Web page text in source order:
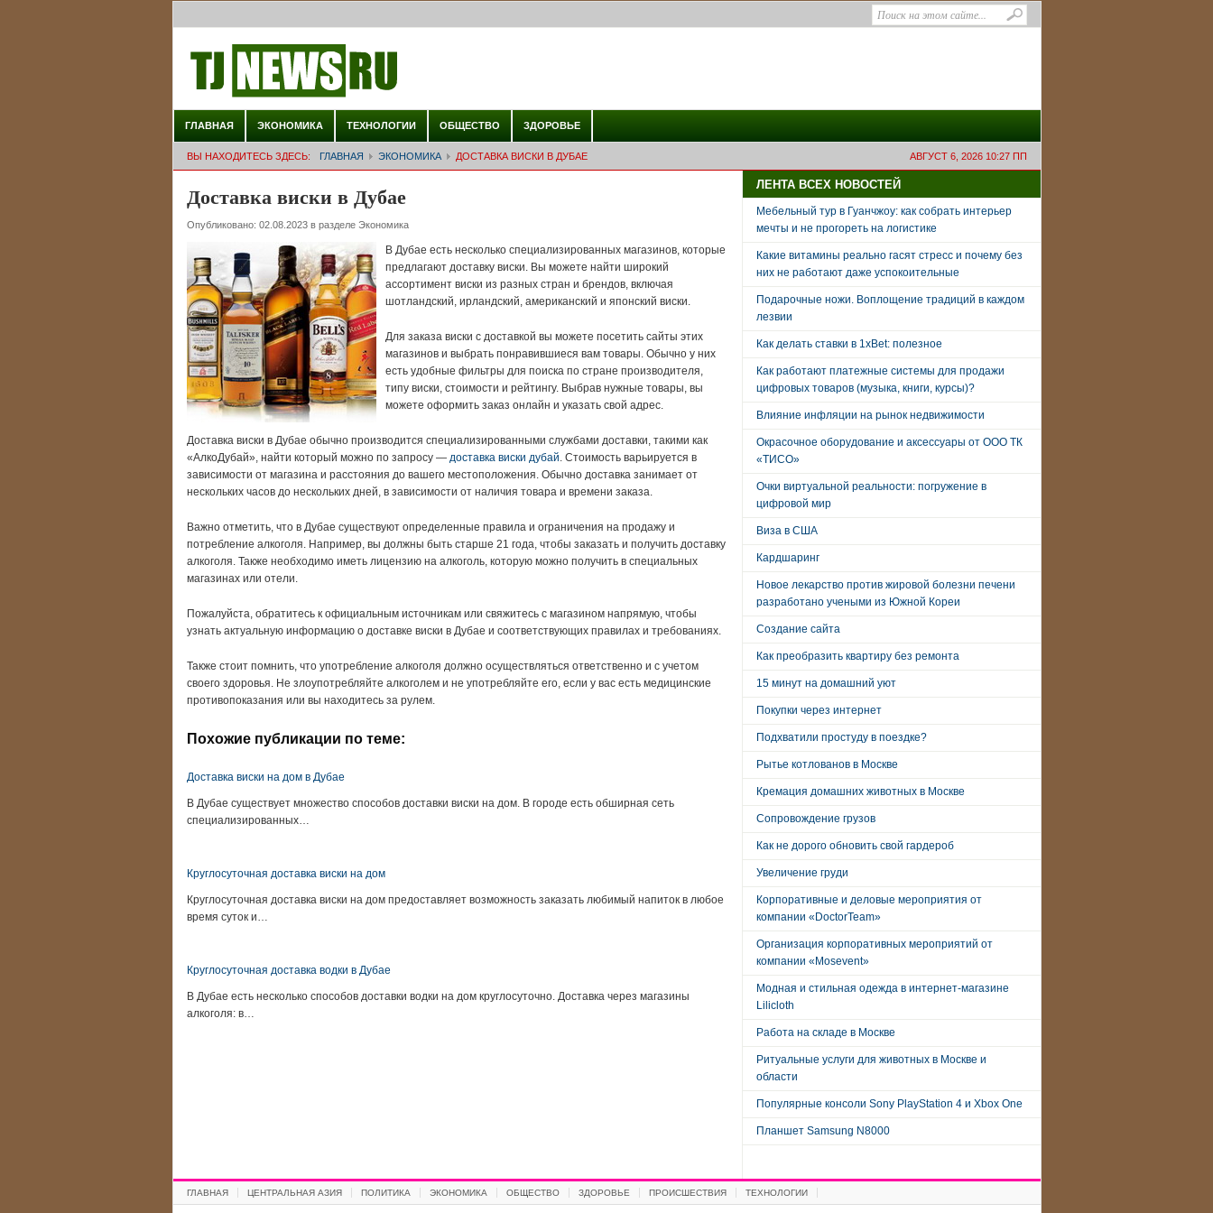
ГЛАВНАЯ ЭКОНОМИКА ТЕХНОЛОГИИ ОБЩЕСТВО ЗДОРОВЬЕ
АВГУСТ 6, 2026 10:27 ПП
ВЫ НАХОДИТЕСЬ ЗДЕСЬ: ГЛАВНАЯ ЭКОНОМИКА ДОСТАВКА ВИСКИ В ДУБАЕ
Доставка виски в Дубае
Опубликовано: 02.08.2023 в разделе Экономика
В Дубае есть несколько специализированных магазинов, которые
предлагают доставку виски.Вы можете найти широкий
ассортимент виски из разных стран и брендов, включая
шотландский, ирландский, американский и японский виски.
Для заказа виски с доставкой вы можете посетить сайты этих
магазинов и выбрать понравившиеся вам товары. Обычно у них
есть удобные фильтры для поиска по стране производителя,
типу виски, стоимости и рейтингу. Выбрав нужные товары, вы
можете оформить заказ онлайн и указать свой адрес.
Доставка виски в Дубае обычно производится специализированными службами доставки, такими как
«АлкоДубай», найти который можно по запросу — доставка виски дубай. Стоимость варьируется в
зависимости от магазина и расстояния до вашего местоположения. Обычно доставка занимает от
нескольких часов до нескольких дней, в зависимости от наличия товара и времени заказа.
Важно отметить, что в Дубае существуют определенные правила и ограничения на продажу и
потребление алкоголя. Например, вы должны быть старше 21 года, чтобы заказать и получить доставку
алкоголя. Также необходимо иметь лицензию на алкоголь, которую можно получить в специальных
магазинах или отели.
Пожалуйста, обратитесь к официальным источникам или свяжитесь с магазином напрямую, чтобы
узнать актуальную информацию о доставке виски в Дубае и соответствующих правилах и требованиях.
Также стоит помнить, что употребление алкоголя должно осуществляться ответственно и с учетом
своего здоровья. Не злоупотребляйте алкоголем и не употребляйте его, если у вас есть медицинские
противопоказания или вы находитесь за рулем.
Похожие публикации по теме:
Доставка виски на дом в Дубае
В Дубае существует множество способов доставки виски на дом. В городе есть обширная сеть
специализированных…
Круглосуточная доставка виски на дом
Круглосуточная доставка виски на дом предоставляет возможность заказать любимый напиток в любое
время суток и…
Круглосуточная доставка водки в Дубае
В Дубае есть несколько способов доставки водки на дом круглосуточно. Доставка через магазины
алкоголя: в…
ЛЕНТА ВСЕХ НОВОСТЕЙ
Мебельный тур в Гуанчжоу: как собрать интерьер
мечты и не прогореть на логистике
Какие витамины реально гасят стресс и почему без
них не работают даже успокоительные
Подарочные ножи. Воплощение традиций в каждом
лезвии
Как делать ставки в 1xBet: полезное
Как работают платежные системы для продажи
цифровых товаров (музыка, книги, курсы)?
Влияние инфляции на рынок недвижимости
Окрасочное оборудование и аксессуары от ООО ТК
«ТИСО»
Очки виртуальной реальности: погружение в
цифровой мир
Виза в США
Кардшаринг
Новое лекарство против жировой болезни печени
разработано учеными из Южной Кореи
Создание сайта
Как преобразить квартиру без ремонта
15 минут на домашний уют
Покупки через интернет
Подхватили простуду в поездке?
Рытье котлованов в Москве
Кремация домашних животных в Москве
Сопровождение грузов
Как не дорого обновить свой гардероб
Увеличение груди
Корпоративные и деловые мероприятия от
компании «DoctorTeam»
Организация корпоративных мероприятий от
компании «Mosevent»
Модная и стильная одежда в интернет-магазине
Lilicloth
Работа на складе в Москве
Ритуальные услуги для животных в Москве и
области
Популярные консоли Sony PlayStation 4 и Xbox One
Планшет Samsung N8000
ГЛАВНАЯ ЦЕНТРАЛЬНАЯ АЗИЯ ПОЛИТИКА ЭКОНОМИКА ОБЩЕСТВО ЗДОРОВЬЕ ПРОИСШЕСТВИЯ ТЕХНОЛОГИИ